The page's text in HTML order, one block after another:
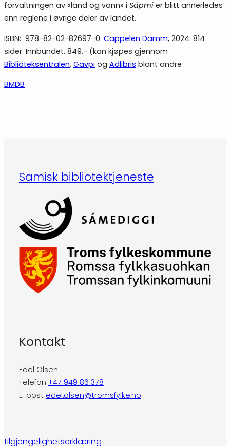
forvaltningen av «land og vann» i Sápmi er blitt annerledes
enn reglene i øvrige deler av landet.
ISBN: 978-82-02-82697-0. Cappelen Damm, 2024. 814
sider. Innbundet. 849.- (kan kjøpes gjennom
Biblioteksentralen, Gavpi og Adlibris blant andre
BMDB
Samisk bibliotektjeneste
Kontakt
Edel Olsen
Telefon +47 949 86 378
E-post edel.olsen@tromsfylke.no
tilgjengelighetserklæring